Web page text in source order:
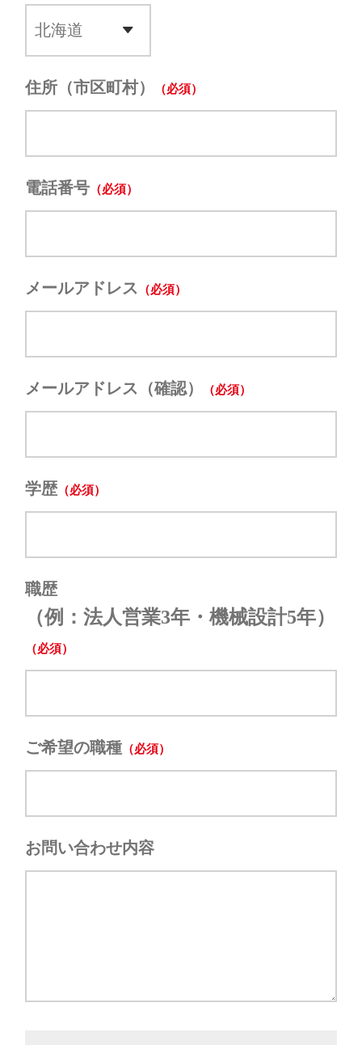
住所（市区町村）
電話番号
メールアドレス
メールアドレス（確認）
学歴
職歴
（例：法人営業3年・機械設計5年）
ご希望の職種
お問い合わせ内容